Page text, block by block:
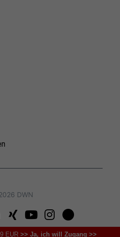
DWN
EUR>> Ja, ich will Zugang >>